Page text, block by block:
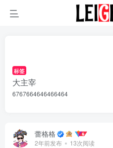
标签
大主宰
6767664646466464
蕾格格
2年前发布 13次阅读